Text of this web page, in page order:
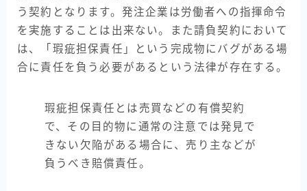
う契約となります。発注企業は労働者への指揮命令
を実施することは出来ない。また請負契約において
は、「瑕疵担保責任」という完成物にバグがある場
合に責任を負う必要があるという法律が存在する。
瑕疵担保責任とは売買などの有償契約
で、その目的物に通常の注意では発見で
きない欠陥がある場合に、売り主などが
負うべき賠償責任。